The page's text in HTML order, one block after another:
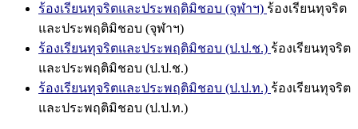
ร้องเรียนทุจริตและประพฤติมิชอบ (จุฬาฯ) ร้องเรียนทุจริต
และประพฤติมิชอบ (จุฬาฯ)
ร้องเรียนทุจริตและประพฤติมิชอบ (ป.ป.ช.) ร้องเรียนทุจริต
และประพฤติมิชอบ (ป.ป.ช.)
ร้องเรียนทุจริตและประพฤติมิชอบ (ป.ป.ท.) ร้องเรียนทุจริต
และประพฤติมิชอบ (ป.ป.ท.)